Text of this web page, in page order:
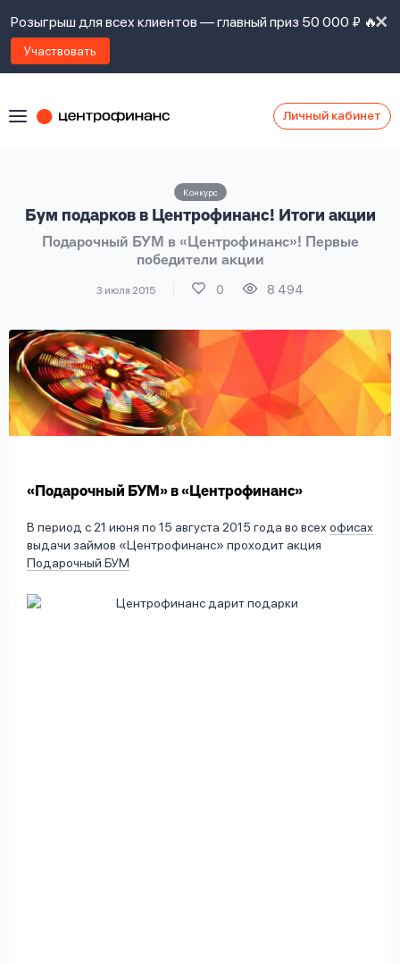
Розыгрыш для всех клиентов — главный приз 50 000 ₽ 🔥
Участвовать
Личный кабинет
Конкурс
Бум подарков в Центрофинанс! Итоги акции
Подарочный БУМ в «Центрофинанс»! Первые
победители акции
3 июля 2015 0 8 494
«Подарочный БУМ» в «Центрофинанс»
В период с 21 июня по 15 августа 2015 года во всехофисах
выдачи займов «Центрофинанс» проходит акция
Подарочный БУМ
Оформить заявку
Наши
контакты
Задать
вопрос
Ответы
на
с
предоставления
политикой
согласие
на
обработку
личных
данных